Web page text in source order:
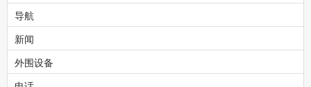
导航
新闻
外围设备